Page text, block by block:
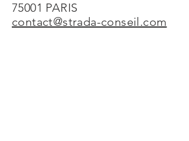
75001 PARIS
contact@strada-conseil.com